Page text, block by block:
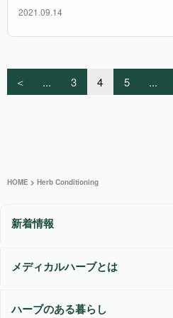
2021.09.14
＜ ... 3 4 5 ...
HOME > Herb Conditioning
新着情報
メディカルハーブとは
ハーブのある暮らし